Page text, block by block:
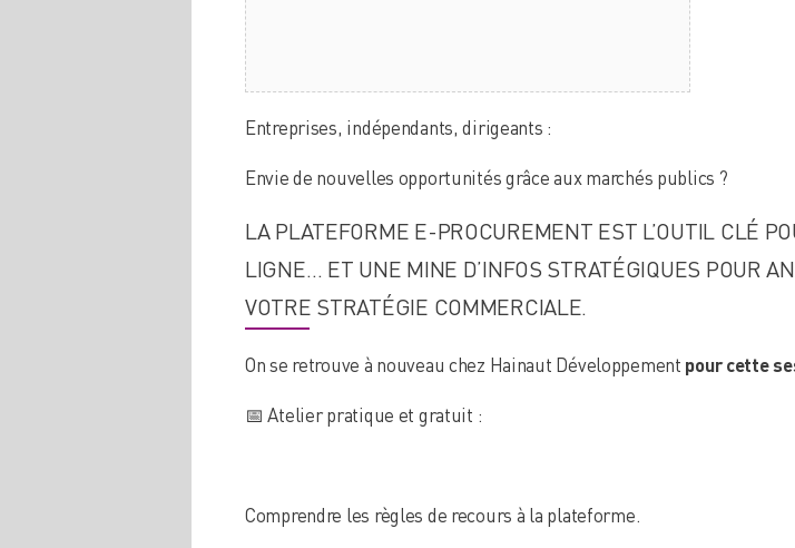
Entreprises, indépendants, dirigeants :
Envie de nouvelles opportunités grâce aux marchés publics ?
LA PLATEFORME E-PROCUREMENT EST L’OUTIL CLÉ
LIGNE… ET UNE MINE D’INFOS STRATÉGIQUES POUR
VOTRE STRATÉGIE COMMERCIALE.
On se retrouve à nouveau chez Hainaut Développement pour cette
📅 Atelier pratique et gratuit :
Comprendre les règles de recours à la plateforme.